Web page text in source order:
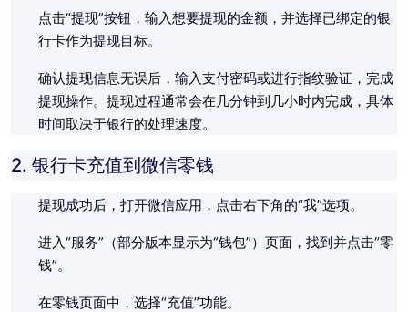
点击“提现”按钮，输入想要提现的金额，并选择已绑定的银
行卡作为提现目标。
确认提现信息无误后，输入支付密码或进行指纹验证，完成
提现操作。提现过程通常会在几分钟到几小时内完成，具体
时间取决于银行的处理速度。
2. 银行卡充值到微信零钱
提现成功后，打开微信应用，点击右下角的“我”选项。
进入“服务”（部分版本显示为“钱包”）页面，找到并点击“零
钱”。
在零钱页面中，选择“充值”功能。